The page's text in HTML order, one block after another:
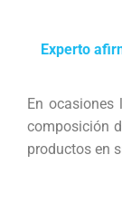
Experto
En
composición
productos en